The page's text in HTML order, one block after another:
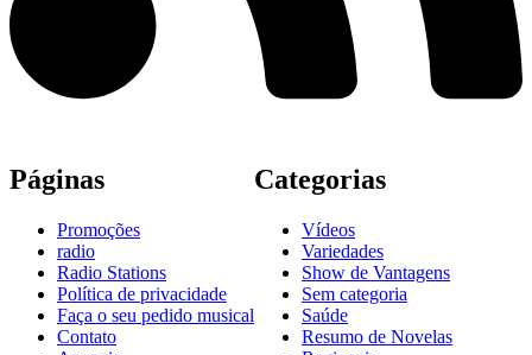
Páginas
Promoções
radio
Radio Stations
Política de privacidade
Faça o seu pedido musical
Contato
Categorias
Vídeos
Variedades
Show de Vantagens
Sem categoria
Saúde
Resumo de Novelas